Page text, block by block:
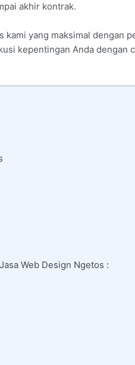
akhir kontrak.
kami yang maksimal dengan
kepentingan Anda dengan
Web Design Ngetos :